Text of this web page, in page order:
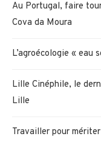
Au Portugal, faire
Cova da Moura
L’agroécologie « eau
Lille Cinéphile, le
Lille
Travailler pour